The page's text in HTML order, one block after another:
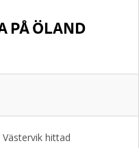
PÅ ÖLAND